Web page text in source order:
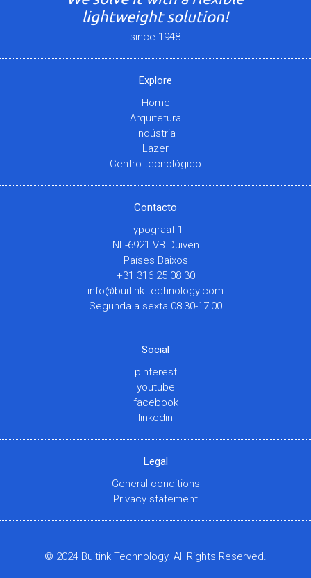
lightweight solution!
since 1948
Explore
Home
Arquitetura
Indústria
Lazer
Centro tecnológico
Contacto
Typograaf 1
NL-6921 VB Duiven
Países Baixos
+31 316 25 08 30
info@buitink-technology.com
Segunda a sexta 08:30-17:00
Social
pinterest
youtube
facebook
linkedin
Legal
General conditions
Privacy statement
© 2024 Buitink Technology. All Rights Reserved.